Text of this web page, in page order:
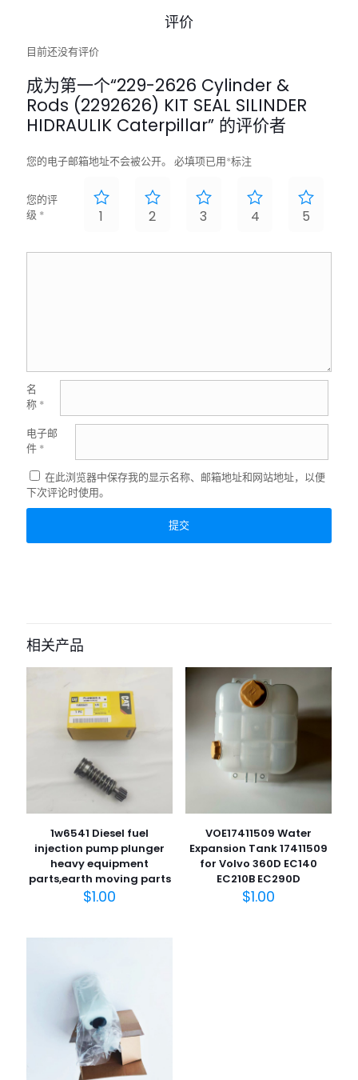
评价
目前还没有评价
成为第一个“229-2626 Cylinder &
Rods (2292626) KIT SEAL SILINDER
HIDRAULIK Caterpillar” 的评价者
您的电子邮箱地址不会被公开。 必填项已用*标注
您的评
级 * 1 2 3 4 5
名
称 *
电子邮
件 *
在此浏览器中保存我的显示名称、邮箱地址和网站地址，以便
下次评论时使用。
相关产品
1w6541 Diesel fuel
injection pump plunger
heavy equipment
parts,earth moving parts
$1.00
VOE17411509 Water
Expansion Tank 17411509
for Volvo 360D EC140
EC210B EC290D
$1.00